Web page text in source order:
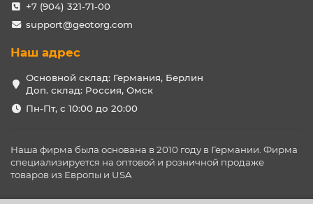
+7 (904) 321-71-00
support@geotorg.com
Наш адрес
Основной склад: Германия, Берлин
Доп. склад: Россия, Омск
Пн-Пт, с 10:00 до 20:00
Наша фирма была основана в 2010 году в Германии. Фирма
специализируется на оптовой и розничной продаже
товаров из Европы и USA